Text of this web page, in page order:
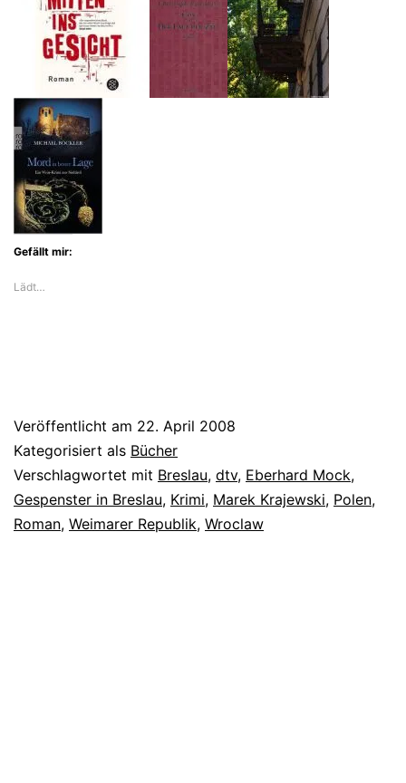
Gefällt mir:
Lädt…
Veröffentlicht am 22. April 2008
Kategorisiert als Bücher
Verschlagwortet mit Breslau, dtv, Eberhard Mock,
Gespenster in Breslau, Krimi, Marek Krajewski, Polen,
Roman, Weimarer Republik, Wroclaw